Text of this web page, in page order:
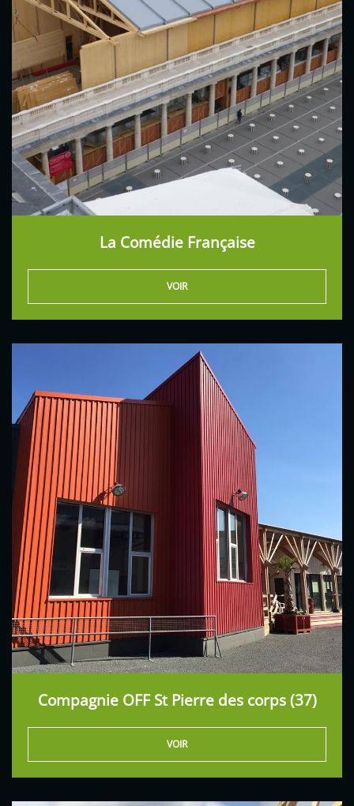
La Comédie Française
VOIR
Compagnie OFF St Pierre des corps (37)
VOIR